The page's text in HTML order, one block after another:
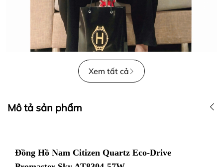
Xem tất cả
Mô tả sản phẩm
Đồng Hồ Nam Citizen Quartz Eco-Drive